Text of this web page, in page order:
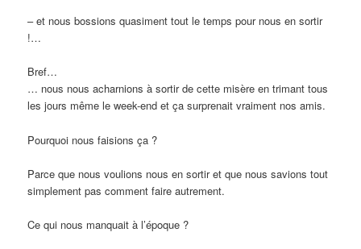
– et nous bossions quasiment tout le temps pour nous en sortir
!…
Bref…
… nous nous acharnions à sortir de cette misère en trimant tous
les jours même le week-end et ça surprenait vraiment nos amis.
Pourquoi nous faisions ça ?
Parce que nous voulions nous en sortir et que nous savions tout
simplement pas comment faire autrement.
Ce qui nous manquait à l’époque ?